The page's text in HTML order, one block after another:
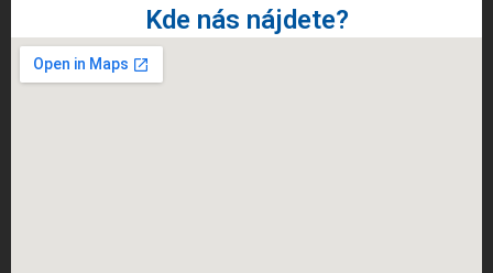
Kde nás nájdete?